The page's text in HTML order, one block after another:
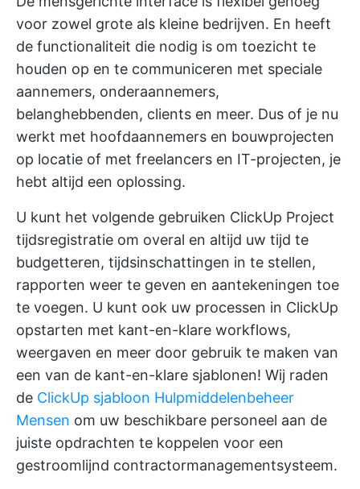
voor zowel grote als kleine bedrijven. En heeft
de functionaliteit die nodig is om toezicht te
houden op en te communiceren met speciale
aannemers, onderaannemers,
belanghebbenden, clients en meer. Dus of je nu
werkt met hoofdaannemers en bouwprojecten
op locatie of met freelancers en IT-projecten, je
hebt altijd een oplossing.
U kunt het volgende gebruiken ClickUp Project
tijdsregistratie om overal en altijd uw tijd te
budgetteren, tijdsinschattingen in te stellen,
rapporten weer te geven en aantekeningen toe
te voegen. U kunt ook uw processen in ClickUp
opstarten met kant-en-klare workflows,
weergaven en meer door gebruik te maken van
een van de kant-en-klare sjablonen! Wij raden
de ClickUp sjabloon Hulpmiddelenbeheer
Mensen om uw beschikbare personeel aan de
juiste opdrachten te koppelen voor een
gestroomlijnd contractormanagementsysteem.